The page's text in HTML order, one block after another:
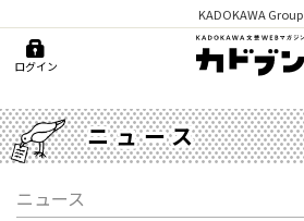
KADOKAWA Group
ログイン
ニュース
ニュース